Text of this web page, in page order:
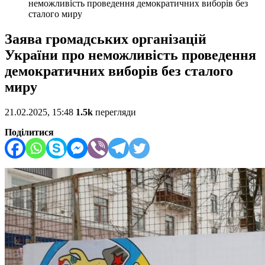
неможливість проведення демократичних виборів без
сталого миру
Заява громадських організацій
України про неможливість проведення
демократичних виборів без сталого
миру
21.02.2025, 15:48 1.5k перегляди
Поділитися